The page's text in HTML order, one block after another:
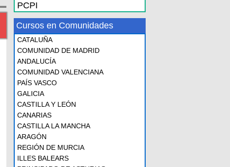
PCPI
Cursos en Comunidades
CATALUÑA
COMUNIDAD DE MADRID
ANDALUCÍA
COMUNIDAD VALENCIANA
PAÍS VASCO
GALICIA
CASTILLA Y LEÓN
CANARIAS
CASTILLA LA MANCHA
ARAGÓN
REGIÓN DE MURCIA
ILLES BALEARS